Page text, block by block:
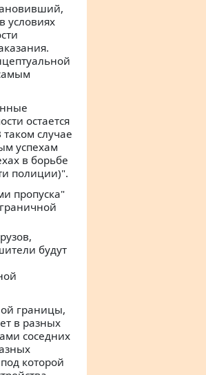
условиях
остается
случае
успехам
в борьбе
полиции)".
пропуска"
будут
границы,
в разных
соседних
которой